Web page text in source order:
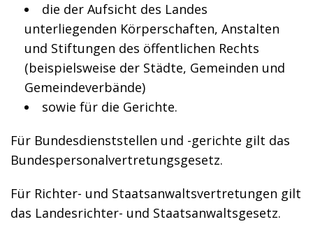
die der Aufsicht des Landes
unterliegenden Körperschaften, Anstalten
und Stiftungen des öffentlichen Rechts
(beispielsweise der Städte, Gemeinden und
Gemeindeverbände)
sowie für die Gerichte.
Für Bundesdienststellen und -gerichte gilt das
Bundespersonalvertretungsgesetz.
Für Richter- und Staatsanwaltsvertretungen gilt
das Landesrichter- und Staatsanwaltsgesetz.